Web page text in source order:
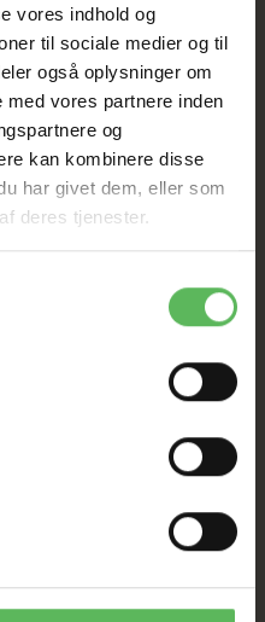
vores indhold og
til sociale medier og til
også oplysninger om
vores partnere inden
og
kan kombinere disse
har givet dem, eller som
deres tjenester.